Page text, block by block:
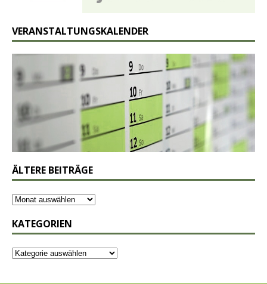
VERANSTALTUNGSKALENDER
ÄLTERE BEITRÄGE
KATEGORIEN